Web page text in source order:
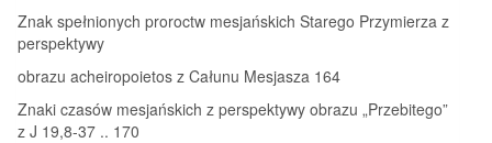
Znak spełnionych proroctw mesjańskich Starego Przymierza z
perspektywy
obrazu acheiropoietos z Całunu Mesjasza 164
Znaki czasów mesjańskich z perspektywy obrazu „Przebitego”
z J 19,8-37 .. 170